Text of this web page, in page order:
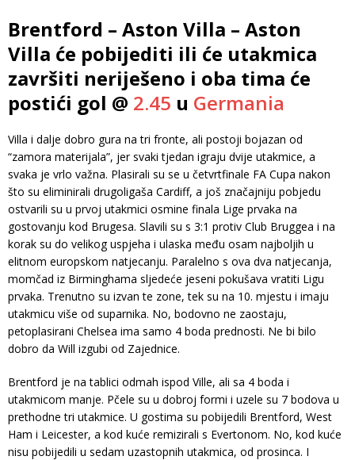
Brentford – Aston Villa – Aston
Villa će pobijediti ili će utakmica
završiti neriješeno i oba tima će
postići gol @ 2.45 u Germania
Villa i dalje dobro gura na tri fronte, ali postoji bojazan od
“zamora materijala”, jer svaki tjedan igraju dvije utakmice, a
svaka je vrlo važna. Plasirali su se u četvrtfinale FA Cupa nakon
što su eliminirali drugoligaša Cardiff, a još značajniju pobjedu
ostvarili su u prvoj utakmici osmine finala Lige prvaka na
gostovanju kod Brugesa. Slavili su s 3:1 protiv Club Bruggea i na
korak su do velikog uspjeha i ulaska među osam najboljih u
elitnom europskom natjecanju. Paralelno s ova dva natjecanja,
momčad iz Birminghama sljedeće jeseni pokušava vratiti Ligu
prvaka. Trenutno su izvan te zone, tek su na 10. mjestu i imaju
utakmicu više od suparnika. No, bodovno ne zaostaju,
petoplasirani Chelsea ima samo 4 boda prednosti. Ne bi bilo
dobro da Will izgubi od Zajednice.
Brentford je na tablici odmah ispod Ville, ali sa 4 boda i
utakmicom manje. Pčele su u dobroj formi i uzele su 7 bodova u
prethodne tri utakmice. U gostima su pobijedili Brentford, West
Ham i Leicester, a kod kuće remizirali s Evertonom. No, kod kuće
nisu pobijedili u sedam uzastopnih utakmica, od prosinca. I